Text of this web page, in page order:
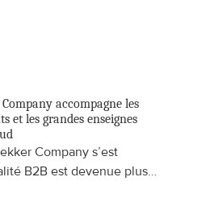
accompagne les
et les grandes enseignes
Company s’est
B2B est devenue plus